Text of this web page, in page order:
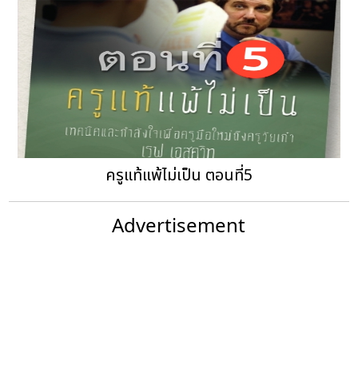
ครูแท้แพ้ไม่เป็น ตอนที่5
Advertisement